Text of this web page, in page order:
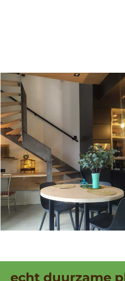
duurzaam en
energieneutraal
overnachten
in eigen land
echt duurzame